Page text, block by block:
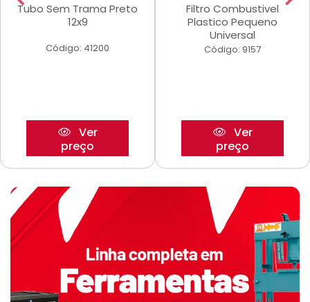
Tubo Sem Trama Preto
12x9
Código: 41200
Ver
preço
Filtro Combustivel
Plastico Pequeno
Universal
Código: 9157
Ver
preço